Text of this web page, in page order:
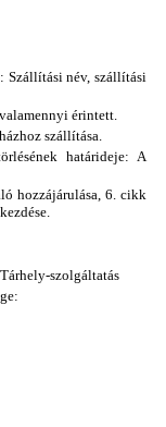
Szállítási név, szállítási
érintett.
szállítása.
határideje: A
hozzájárulása, 6. cikk
szolgáltatás